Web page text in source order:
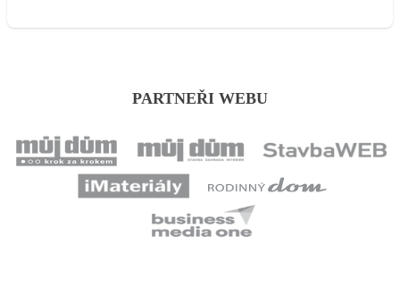
PARTNEŘI WEBU